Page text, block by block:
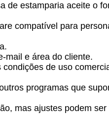
de estamparia aceite o
compatível para
mail e área do cliente.
de uso
programas que
mas ajustes podem